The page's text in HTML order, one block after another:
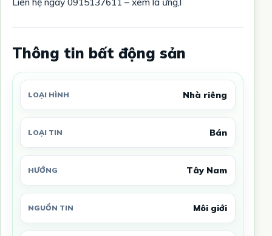
Thông tin bất động sản
LOẠI HÌNH Nhà riêng
LOẠI TIN Bán
HƯỚNG Tây Nam
NGUỒN TIN Môi giới